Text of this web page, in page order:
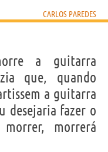
CARLOS PAREDES
a guitarra
que, quando
a guitarra
desejaria fazer o
morrerá